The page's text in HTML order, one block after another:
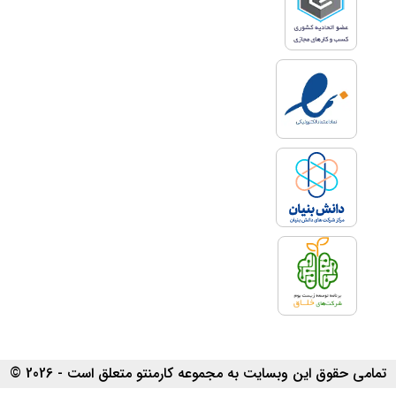
تمامی حقوق این وبسایت به مجموعه کارمنتو متعلق است - 2026 ©